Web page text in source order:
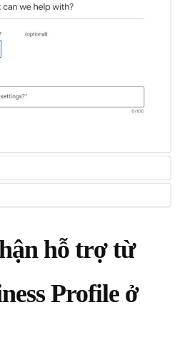
hỗ trợ từ
Profile ở